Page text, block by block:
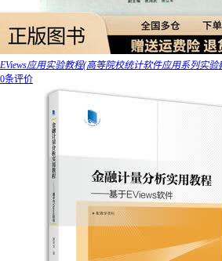
EViews应用实验教程(高等院校统计软件应用系列实验
0条评价